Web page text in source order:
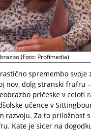
(Foto: Profimedia)
spremembo
nov, dolg stranski frufru
pričeske v celoti
učence v
razvoju. Za to priložnost
Kate je sicer na